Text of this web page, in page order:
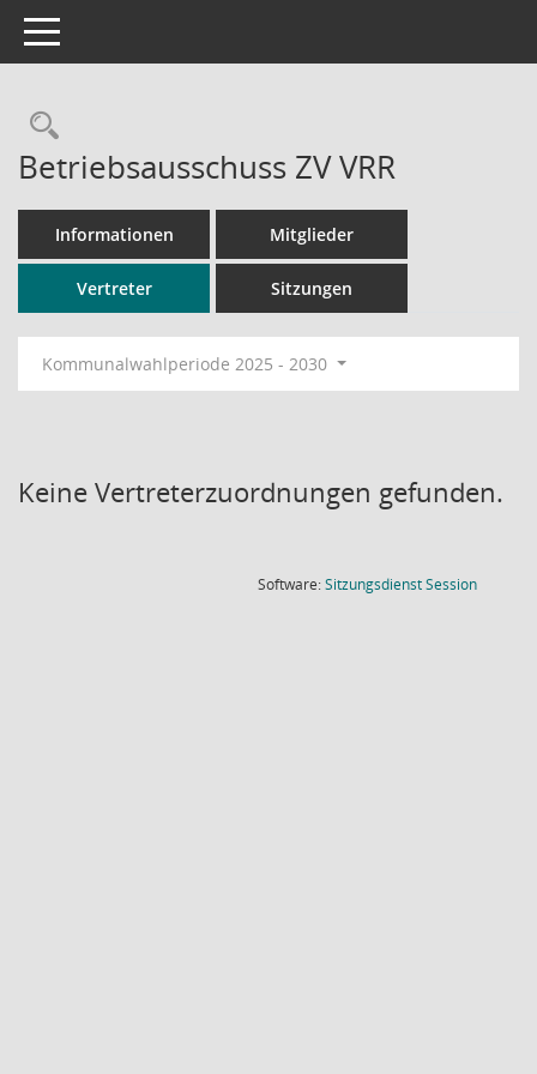
Toggle navigation
Rechercheauswahl
Betriebsausschuss ZV VRR
Informationen Mitglieder
Vertreter Sitzungen
Kommunalwahlperiode 2025 - 2030
Keine Vertreterzuordnungen gefunden.
Software:SitzungsdienstSession(Wird in